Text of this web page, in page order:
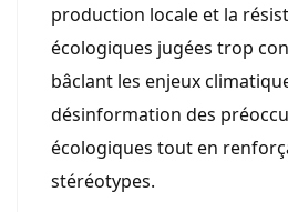
production locale et la
écologiques jugées trop
bâclant les enjeux
désinformation des
écologiques tout en
stéréotypes.